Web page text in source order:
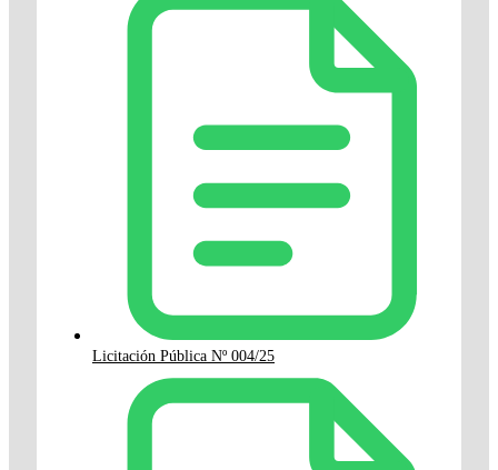
Licitación Pública Nº 004/25